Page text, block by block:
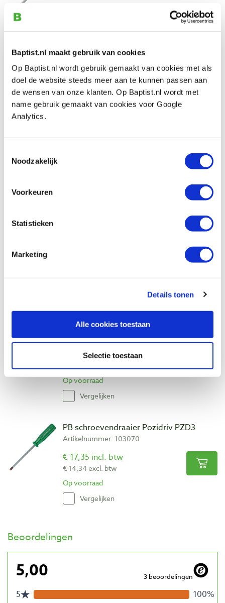
Baptist.nl maakt gebruik van cookies
Op Baptist.nl wordt gebruik gemaakt van cookies met als
doel de website steeds meer aan te kunnen passen aan
de wensen van onze klanten. Op Baptist.nl wordt met
name gebruik gemaakt van cookies voor Google
Analytics.
Noodzakelijk
Voorkeuren
Statistieken
Marketing
Details tonen
Alle cookies toestaan
Selectie toestaan
Vergelijken
PB schroevendraaier Pozidriv PZD1 225
mm
Artikelnummer: 103090
€ 9,59 excl. btw
PB schroevendraaier Pozidriv PZD2 205
PB schroevendraaier Pozidriv PZD2 255
mm
Artikelnummer: 103091
€ 14,30 incl. btw
€ 11,82 excl. btw
Op voorraad
Vergelijken
PB schroevendraaier Pozidriv PZD3
Artikelnummer: 103070
€ 17,35 incl. btw
€ 14,34 excl. btw
Op voorraad
Vergelijken
Beoordelingen